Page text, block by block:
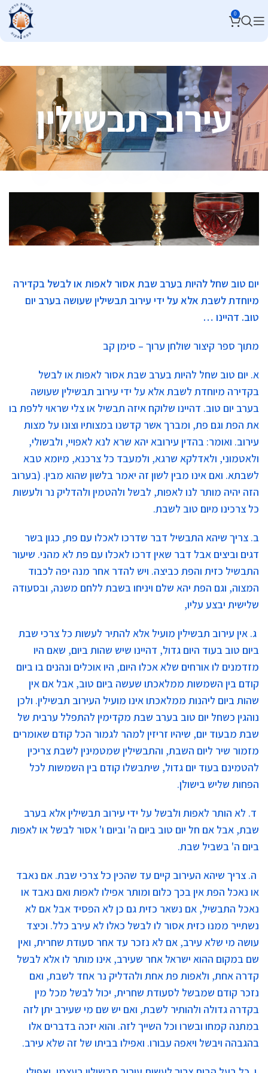
0
עירוב תבשילין
יום טוב שחל להיות בערב שבת אסור לאפות או לבשל בקדירה
מיוחדת לשבת אלא על ידי עירוב תבשילין שעושה בערב יום
טוב. דהיינו …
מתוך ספר קיצור שולחן ערוך – סימן קב
א. יום טוב שחל להיות בערב שבת אסור לאפות או לבשל
בקדירה מיוחדת לשבת אלא על ידי עירוב תבשילין שעושה
בערב יום טוב. דהיינו שלוקח איזה תבשיל או צלי שראוי ללפת בו
את הפת וגם פת, ומברך אשר קדשנו במצותיו וצונו על מצות
עירוב. ואומר: בהדין עירובא יהא שרא לנא לאפויי, ולבשולי,
ולאטמוני, ולאדלקא שרגא, ולמעבד כל צרכנא, מיומא טבא
לשבתא. ואם אינו מבין לשון זה יאמר בלשון שהוא מבין. (בערוב
הזה יהיה מותר לנו לאפות, לבשל ולהטמין ולהדליק נר ולעשות
כל צרכינו מיום טוב לשבת.
ב. צריך שיהא התבשיל דבר שדרכו לאכלו עם פת, כגון בשר
דגים וביצים אבל דבר שאין דרכו לאכלו עם פת לא מהני. שיעור
התבשיל כזית והפת כביצה. ויש להדר אחר מנה יפה לכבוד
המצוה, וגם הפת יהא שלם ויניחו בשבת ללחם משנה, ובסעודה
שלישית יבצע עליו,
ג. אין עירוב תבשילין מועיל אלא להתיר לעשות כל צרכי שבת
ביום טוב בעוד היום גדול, דהיינו שיש שהות ביום, שאם היו
מזדמנים לו אורחים שלא אכלו היום, היו אוכלים ונהנים בו ביום
קודם בין השמשות ממלאכתו שעשה ביום טוב, אבל אם אין
שהות ביום ליהנות ממלאכתו אינו מועיל העירוב תבשילין. ולכן
נוהגין כשחל יום טוב בערב שבת מקדימין להתפלל ערבית של
שבת מבעוד יום, שיהיו זריזין למהר לגמור הכל קודם שאומרים
מזמור שיר ליום השבת, והתבשילין שמטמינין לשבת צריכין
להטמינם בעוד יום גדול, שיתבשלו קודם בין השמשות לכל
הפחות שליש בישולן.
ד. לא הותר לאפות ולבשל על ידי עירוב תבשילין אלא בערב
שבת, אבל אם חל יום טוב ביום ה' וביום ו' אסור לבשל או לאפות
ביום ה' בשביל שבת.
ה. צריך שיהא העירוב קיים עד שהכין כל צרכי שבת. אם נאבד
או נאכל הפת אין בכך כלום ומותר אפילו לאפות ואם נאבד או
נאכל התבשיל, אם נשאר כזית גם כן לא הפסיד אבל אם לא
נשתייר ממנו כזית אסור לו לבשל כאלו לא עירב כלל. וכיצד
עושה מי שלא עירב, אם לא נזכר עד אחר סעודת שחרית, ואין
שם במקום ההוא ישראל אחר שעירב, אינו מותר לו אלא לבשל
קדרה אחת, ולאפות פת אחת ולהדליק נר אחד לשבת, ואם
נזכר קודם שמבשל לסעודת שחרית, יכול לבשל מכל מין
בקדרה גדולה ולהותיר לשבת, ואם יש שם מי שעירב יתן לזה
במתנה קמחו ובשרו וכל השייך לזה. והוא יזכה בדברים אלו
בהגבהה ויבשל ויאפה עבורו. ואפילו בביתו של זה שלא עירב.